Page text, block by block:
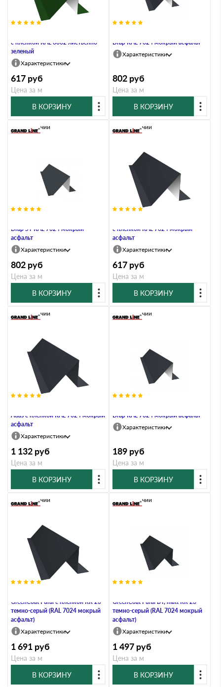
с пленкой RAL 6002 лиственно-
зеленый
Характеристики
617 руб
Цена за м
В КОРЗИНУ
Drap RAL 7024 мокрый асфальт
Характеристики
802 руб
Цена за м
В КОРЗИНУ
Drap ST RAL 7024 мокрый
асфальт
В наличии
Характеристики
802 руб
Цена за м
В КОРЗИНУ
с пленкой RAL 7024 мокрый
асфальт
В наличии
Характеристики
617 руб
Цена за м
В КОРЗИНУ
Atlas с пленкой RAL 7024 мокрый
асфальт
В наличии
Характеристики
1 132 руб
Цена за м
В КОРЗИНУ
Drap RAL 7024 мокрый асфальт
В наличии
Характеристики
189 руб
Цена за м
В КОРЗИНУ
GreenСoat Pural с пленкой RR 23
темно-серый (RAL 7024 мокрый
асфальт)
В наличии
Характеристики
1 691 руб
Цена за м
В КОРЗИНУ
GreenCoat Pural BT, matt RR 23
темно-серый (RAL 7024 мокрый
асфальт)
В наличии
Характеристики
1 497 руб
Цена за м
В КОРЗИНУ